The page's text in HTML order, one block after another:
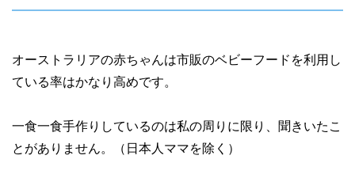
オーストラリアの赤ちゃんは市販のベビーフードを利用し
ている率はかなり高めです。
一食一食手作りしているのは私の周りに限り、聞きいたこ
とがありません。（日本人ママを除く）